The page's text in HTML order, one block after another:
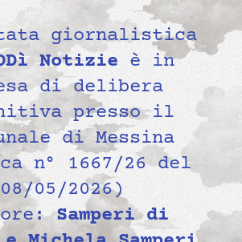
giornalistica
Notizie è in
di delibera
presso il
di Messina
n° 1667/26 del
08/05/2026)
Samperi di